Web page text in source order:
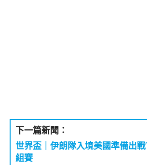
下一篇新聞：
世界盃｜伊朗隊入境美國準備出
組賽